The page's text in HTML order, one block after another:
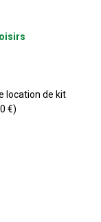
location de kit
€)